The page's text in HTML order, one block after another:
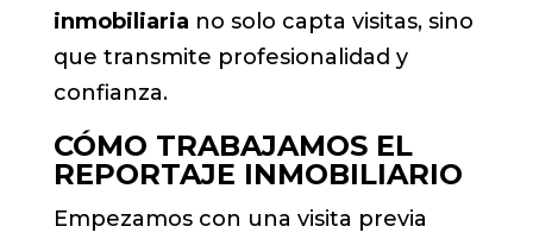
inmobiliaria no solo capta visitas, sino
que transmite profesionalidad y
confianza.
CÓMO TRABAJAMOS EL
REPORTAJE INMOBILIARIO
Empezamos con una visita previa